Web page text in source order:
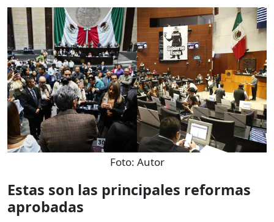
Foto: Autor
Estas son las principales reformas
aprobadas